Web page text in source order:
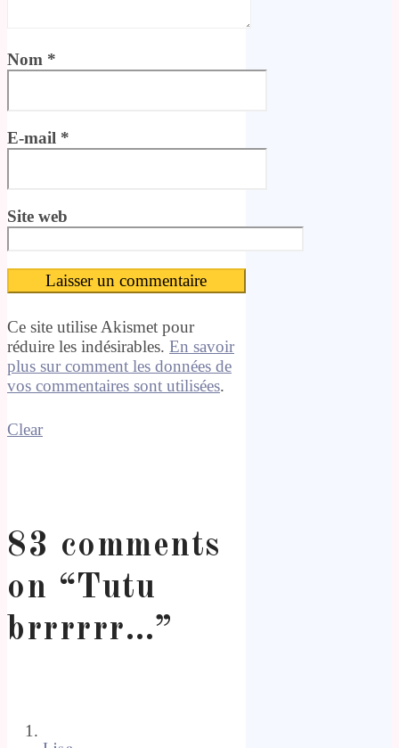
Nom *
E-mail *
Site web
Ce site utilise Akismet pour
réduire les indésirables. En savoir
plus sur comment les données de
vos commentaires sont utilisées.
Clear
83 comments
on “Tutu
brrrrrr…”